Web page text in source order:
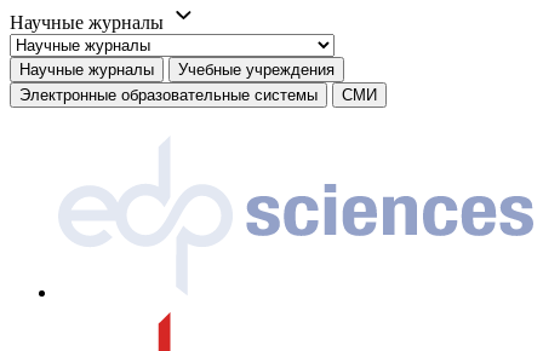
Научные журналы
Научные журналы
Учебные учреждения
Электронные образовательные системы
СМИ